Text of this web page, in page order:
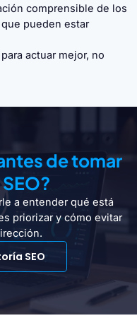
comprensible de los
pueden estar
actuar mejor, no
de tomar
a entender qué está
priorizar y cómo evitar
SEO